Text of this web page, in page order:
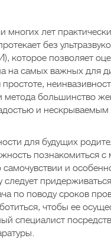
многих лет
без
которое позволяет
на самых важных для
метода большинство
и
для будущих
познакомиться
самочувствии и
следует
по поводу сроков
чтобы ее
специалист